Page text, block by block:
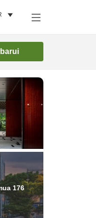
176
kamar